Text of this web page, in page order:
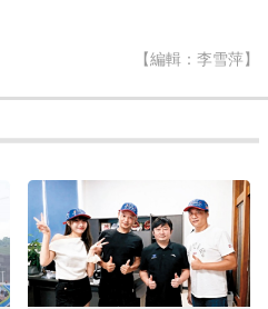
【編輯：李雪萍】